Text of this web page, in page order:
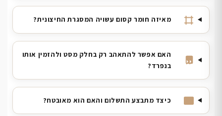
מאיזה חומר קסום עשויה המסגרת החיצונית?
האם אפשר להתאהב רק בחלק מסט ולהזמין אותו
בנפרד?
כיצד מתבצע התשלום והאם הוא מאובטח?